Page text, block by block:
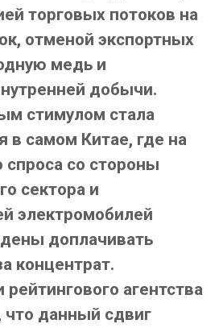
торговых потоков на
отменой экспортных
медь и
добычи.
стимулом стала
в самом Китае, где на
со стороны
сектора и
электромобилей
доплачивать
концентрат.
агентства
данный сдвиг